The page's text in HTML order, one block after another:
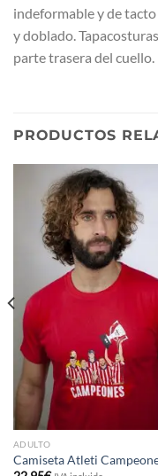
indeformable y de
y doblado.
parte trasera del cuello.
PRODUCTOS
ADULTO
Camiseta Atleti